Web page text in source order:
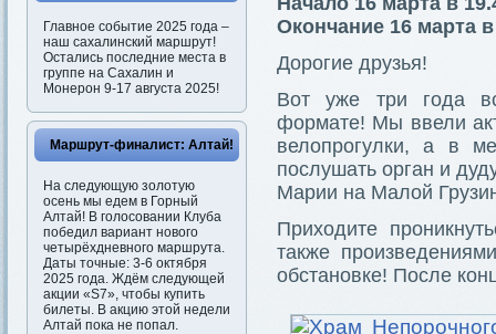
Главное событие 2025 года –
наш сахалинский маршрут!
Остались последние места в
группе на Сахалин и
Монерон 9-17 августа 2025!
Маршрут-финалист: Алтай!
На следующую золотую
осень мы едем в Горный
Алтай! В голосовании Клуба
победил вариант нового
четырёхдневного маршрута.
Даты точные: 3-6 октября
2025 года. Ждём следующей
акции «S7», чтобы купить
билеты. В акцию этой недели
Алтай пока не попал.
Окончание 16 марта в
Дорогие друзья!
Вот уже три года
формате! Мы ввели
велопрогулки, а в
послушать орган и
Марии на Малой
Приходите
также
обстановке! После